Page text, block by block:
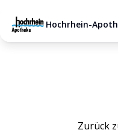
Hochrhein-
Zurück